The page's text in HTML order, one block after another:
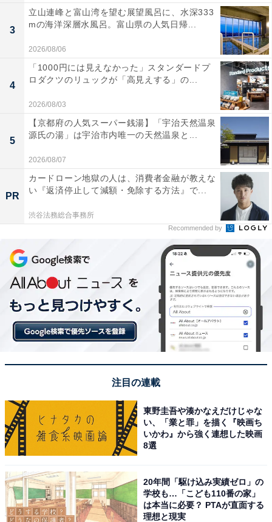
3
立山連峰と富山湾を望む展望風呂に、水深333
mの海洋深層水風呂。富山県の人気日帰...
2026/08/06
4
「1000円には見えなかった」スタンダードプ
ロダクツのリュックが「高見えする」の...
2026/08/03
5
【京都府の人気スーパー銭湯】「宇治天然温泉
源氏の湯」は宇治市内唯一の天然温泉と...
2026/08/07
PR
カードローン地獄の人は、消費者金融が教えな
い『返済停止して減額・免除する方法』で...
渋谷法務総合事務所
Recommended by
注目の連載
東野圭吾や湊かなえだけじゃな
い、「業と罪」を描く『映画ち
いかわ』から強く連想した映画
8選
20年間「駆け込み実績ゼロ」の
学校も…「こども110番の家」
は本当に必要？ PTAが直面する
理想と現実